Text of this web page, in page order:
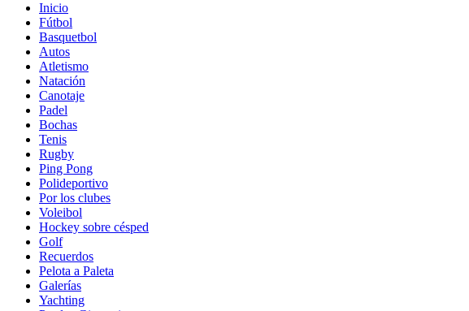
Inicio
Fútbol
Basquetbol
Autos
Atletismo
Natación
Canotaje
Padel
Bochas
Tenis
Rugby
Ping Pong
Polideportivo
Por los clubes
Voleibol
Hockey sobre césped
Golf
Recuerdos
Pelota a Paleta
Galerías
Yachting